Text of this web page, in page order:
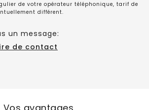
de votre opérateur téléphonique, tarif de
différent.
un message:
de contact